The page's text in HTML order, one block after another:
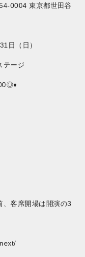
0004 東京都世田谷
日（日）
テージ
客席開場は開演の3